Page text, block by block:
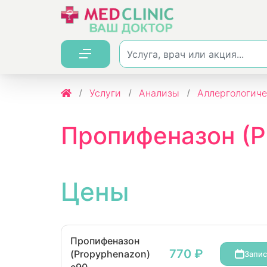
Услуги Анализы
Цены
Пропифеназон
(Propyphenazon)
770 ₽